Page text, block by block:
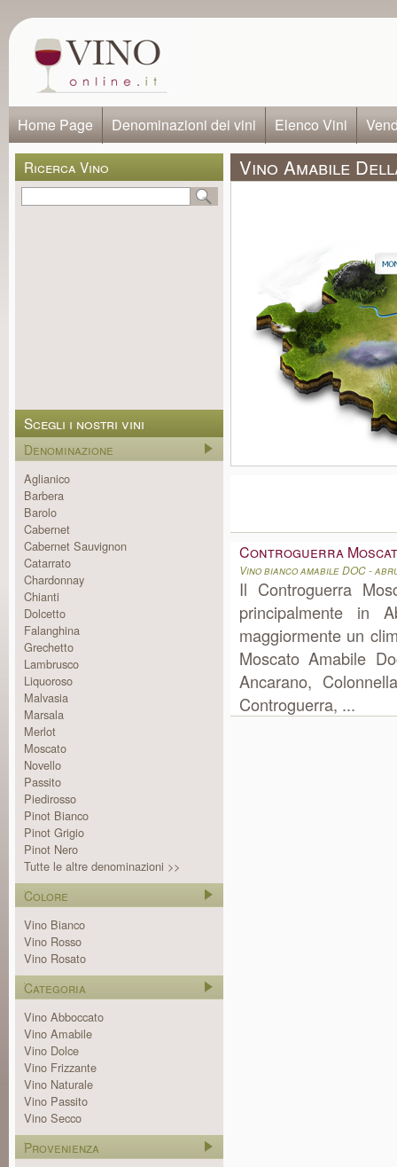
Home Page Denominazioni dei vini Elenco Vini
Ricerca Vino
Scegli i nostri vini
Denominazione
Aglianico
Barbera
Barolo
Cabernet
Cabernet Sauvignon
Catarrato
Chardonnay
Chianti
Dolcetto
Falanghina
Grechetto
Lambrusco
Liquoroso
Malvasia
Marsala
Merlot
Moscato
Novello
Passito
Piedirosso
Pinot Bianco
Pinot Grigio
Pinot Nero
Tutte le altre denominazioni >>
Colore
Vino Bianco
Vino Rosso
Vino Rosato
Categoria
Vino Abboccato
Vino Amabile
Vino Dolce
Vino Frizzante
Vino Naturale
Vino Passito
Vino Secco
Provenienza
Vino Amabile
Controguerra
Vino bianco amabile DOC -
Il Controguerra
principalmente in
maggiormente un
Moscato Amabile
Ancarano,
Controguerra, ...